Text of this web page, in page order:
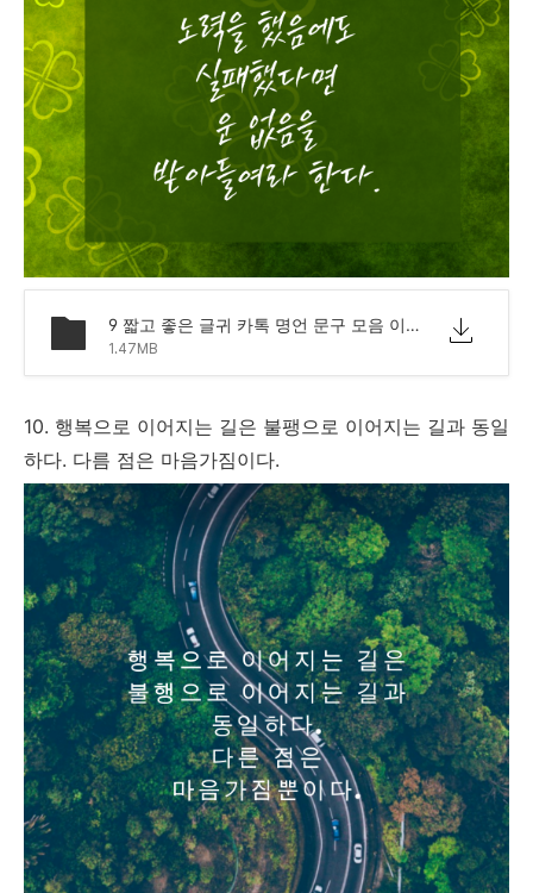
9 짧고 좋은 글귀 카톡 명언 문구 모음 이미지.png
1.47MB
10. 행복으로 이어지는 길은 불팽으로 이어지는 길과 동일
하다. 다름 점은 마음가짐이다.